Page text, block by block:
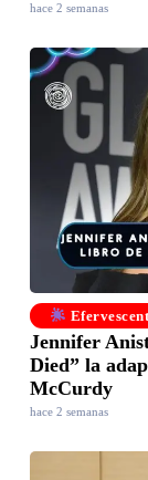
hace 2 semanas
Jennifer
Died” la
McCurdy
hace 2 semanas